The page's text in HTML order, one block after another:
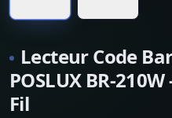
Lecteur Code
POSLUX BR-210W
Fil